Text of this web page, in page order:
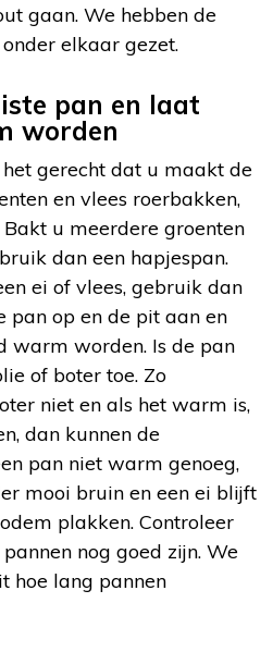
gaan. We hebben de
onder elkaar gezet.
pan en laat
worden
gerecht dat u maakt de
en vlees roerbakken,
u meerdere groenten
dan een hapjespan.
ei of vlees, gebruik dan
pan op en de pit aan en
warm worden. Is de pan
of boter toe. Zo
niet en als het warm is,
dan kunnen de
pan niet warm genoeg,
mooi bruin en een ei blijft
plakken. Controleer
nog goed zijn. We
hoe lang pannen